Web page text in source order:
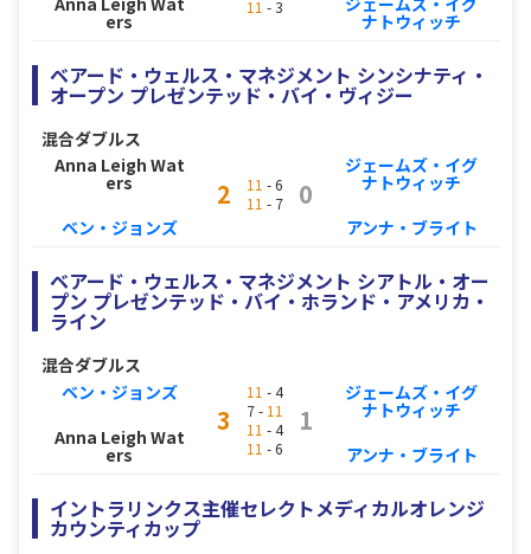
ers
11 - 3
ナトウィッチ
ベアード・ウェルス・マネジメント シンシナティ・
オープン プレゼンテッド・バイ・ヴィジー
混合ダブルス
Anna Leigh Wat
ers
ベン・ジョンズ
2 11 - 6
11 - 7 0
ジェームズ・イグ
ナトウィッチ
アンナ・ブライト
ベアード・ウェルス・マネジメント シアトル・オー
プン プレゼンテッド・バイ・ホランド・アメリカ・
ライン
混合ダブルス
ベン・ジョンズ
Anna Leigh Wat
ers
3
11 - 4
7 - 11
11 - 4
11 - 6
1
ジェームズ・イグ
ナトウィッチ
アンナ・ブライト
イントラリンクス主催セレクトメディカルオレンジ
カウンティカップ